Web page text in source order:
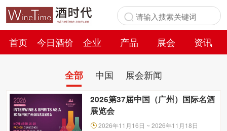
首页 今日酒价 企业 产品 展会
资讯
全部 中国 展会新闻
2026第37届中国（广州）国际名酒
展览会
2026年11月16日 ~ 2026年11月18日